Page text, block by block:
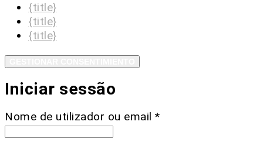
{title}
{title}
{title}
Iniciar sessão
Nome de utilizador ou email *